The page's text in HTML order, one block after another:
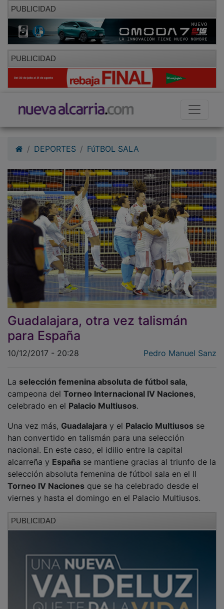
PUBLICIDAD
PUBLICIDAD
DEPORTES FúTBOL SALA
Guadalajara, otra vez talismán
para España
10/12/2017 - 20:28 Pedro Manuel Sanz
La selección femenina absoluta de fútbol sala,
campeona del Torneo Internacional IV Naciones,
celebrado en el Palacio Multiusos.
Una vez más, Guadalajara y el Palacio Multiusos se
han convertido en talismán para una selección
nacional. En este caso, el idilio entre la capital
alcarreña y España se mantiene gracias al triunfo de la
selección absoluta femenina de fútbol sala en el II
Torneo IV Naciones que se ha celebrado desde el
viernes y hasta el domingo en el Palacio Multiusos.
PUBLICIDAD